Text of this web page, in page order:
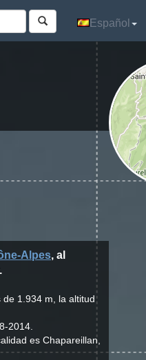
Español
Alpes, al
1.934 m, la altitud
2014.
es Chapareillan,
Español